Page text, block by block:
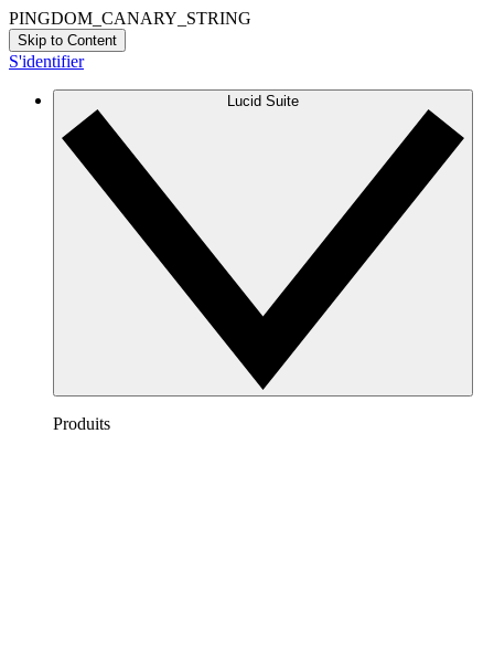
PINGDOM_CANARY_STRING
Skip to Content
S'identifier
Lucid Suite
Produits